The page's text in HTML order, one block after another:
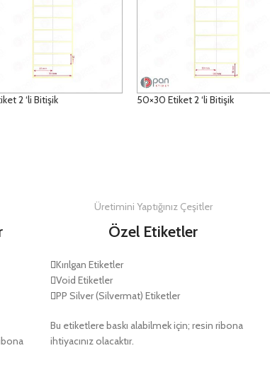
2 ‘li Bitişik 50×30 Etiket 2 ‘li Bitişik
Üretimini Yaptığınız Çeşitler
Özel Etiketler
Kırılgan Etiketler
Void Etiketler
PP Silver (Silvermat) Etiketler
Bu etiketlere baskı alabilmek için; resin ribona
ihtiyacınız olacaktır.